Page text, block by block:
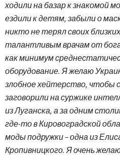
ходили на базар к знакомой
ездили к детям, забыли о
никто не терял своих
талантливым врачам от
как минимум
оборудование. Я желаю
злобное хейтерство, чтобы
заговорили на суржике
из Луганска, а за одним
где-то в Кировоградской
моды подружки – одна из
Кропивницкого. Я очень